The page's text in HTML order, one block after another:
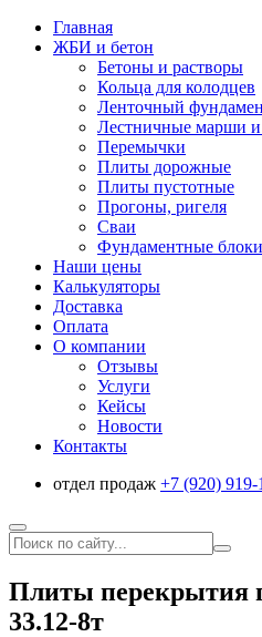
Главная
ЖБИ и бетон
Бетоны и растворы
Кольца для колодцев
Ленточный
Лестничные марши и
Перемычки
Плиты дорожные
Плиты пустотные
Прогоны, ригеля
Сваи
Фундаментные
Наши цены
Калькуляторы
Доставка
Оплата
О компании
Отзывы
Услуги
Кейсы
Новости
Контакты
отдел продаж +7 (920) 919-
Плиты перекрытия
33.12-8т